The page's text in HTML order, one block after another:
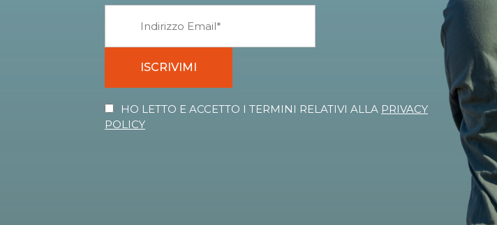
ISCRIVIMI
HO LETTO E ACCETTO I TERMINI RELATIVI ALLA PRIVACY
POLICY